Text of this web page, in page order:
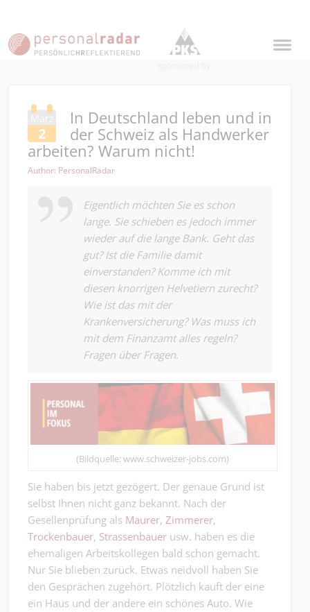
März
2
In Deutschland leben und in
der Schweiz als Handwerker
arbeiten? Warum nicht!
Author: PersonalRadar
Eigentlich möchten Sie es schon
lange. Sie schieben es jedoch immer
wieder auf die lange Bank. Geht das
gut? Ist die Familie damit
einverstanden? Komme ich mit
diesen knorrigen Helvetiern zurecht?
Wie ist das mit der
Krankenversicherung? Was muss ich
mit dem Finanzamt alles regeln?
Fragen über Fragen.
(Bildquelle: www.schweizer-jobs.com)
Sie haben bis jetzt gezögert. Der genaue Grund ist
selbst Ihnen nicht ganz bekannt. Nach der
Gesellenprüfung als Maurer, Zimmerer,
Trockenbauer, Strassenbauer usw. haben es die
ehemaligen Arbeitskollegen bald schon gemacht.
Nur Sie blieben zurück. Etwas neidvoll haben Sie
den Gesprächen zugehört. Plötzlich kauft der eine
ein Haus und der andere ein schönes Auto. Wie